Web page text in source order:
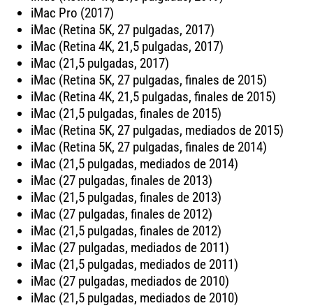
iMac Pro (2017)
iMac (Retina 5K, 27 pulgadas, 2017)
iMac (Retina 4K, 21,5 pulgadas, 2017)
iMac (21,5 pulgadas, 2017)
iMac (Retina 5K, 27 pulgadas, finales de 2015)
iMac (Retina 4K, 21,5 pulgadas, finales de 2015)
iMac (21,5 pulgadas, finales de 2015)
iMac (Retina 5K, 27 pulgadas, mediados de 2015)
iMac (Retina 5K, 27 pulgadas, finales de 2014)
iMac (21,5 pulgadas, mediados de 2014)
iMac (27 pulgadas, finales de 2013)
iMac (21,5 pulgadas, finales de 2013)
iMac (27 pulgadas, finales de 2012)
iMac (21,5 pulgadas, finales de 2012)
iMac (27 pulgadas, mediados de 2011)
iMac (21,5 pulgadas, mediados de 2011)
iMac (27 pulgadas, mediados de 2010)
iMac (21,5 pulgadas, mediados de 2010)